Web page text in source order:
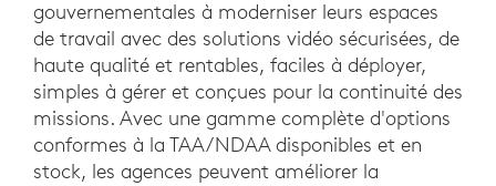
gouvernementales à moderniser leurs espaces
de travail avec des solutions vidéo sécurisées, de
haute qualité et rentables, faciles à déployer,
simples à gérer et conçues pour la continuité des
missions. Avec une gamme complète d'options
conformes à la TAA/NDAA disponibles et en
stock, les agences peuvent améliorer la